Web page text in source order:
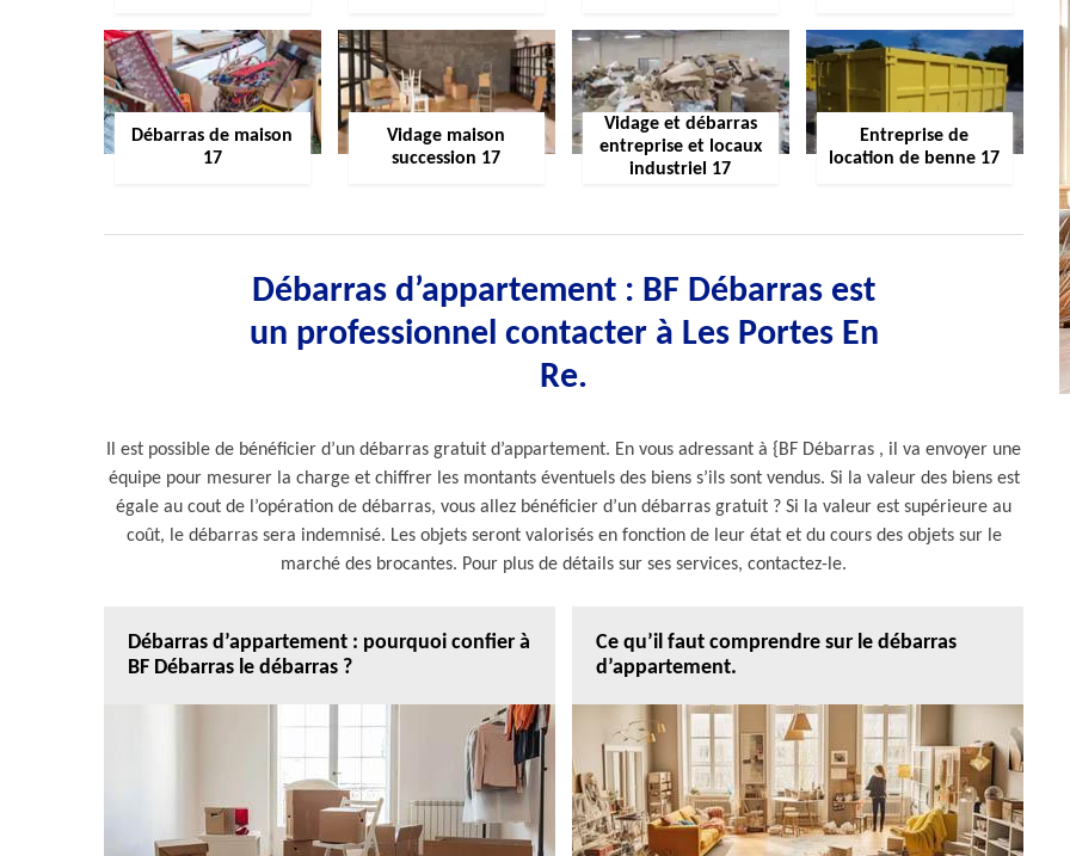
Débarras de maison
17
Vidage maison
succession 17
Vidage et débarras
entreprise et locaux
industriel 17
Entreprise de
location de benne 17
Débarras d’appartement : BF Débarras est
un professionnel contacter à Les Portes En
Re.
Il est possible de bénéficier d’un débarras gratuit d’appartement. En vous adressant à {BF Débarras , il va envoyer une
équipe pour mesurer la charge et chiffrer les montants éventuels des biens s’ils sont vendus. Si la valeur des biens est
égale au cout de l’opération de débarras, vous allez bénéficier d’un débarras gratuit ? Si la valeur est supérieure au
coût, le débarras sera indemnisé. Les objets seront valorisés en fonction de leur état et du cours des objets sur le
marché des brocantes. Pour plus de détails sur ses services, contactez-le.
Débarras d’appartement : pourquoi confier à
BF Débarras le débarras ?
Ce qu’il faut comprendre sur le débarras
d’appartement.